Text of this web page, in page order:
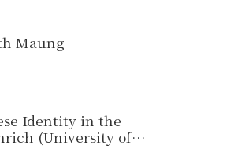
Maung
Identity in the
(University of